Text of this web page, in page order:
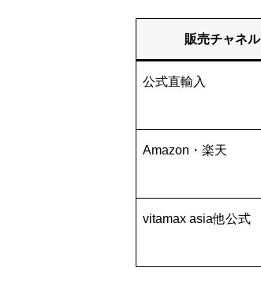
販売チャネル
公式直輸入
Amazon・楽天
vitamax asia他公式